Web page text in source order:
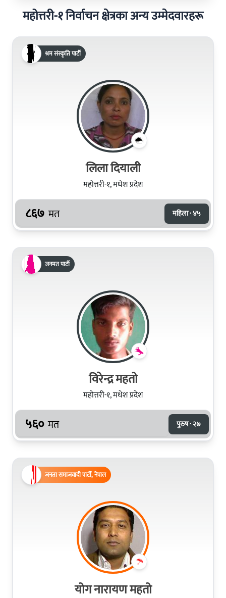
महोत्तरी-१ निर्वाचन क्षेत्रका अन्य उम्मेदवारहरू
श्रम संस्कृति पार्टी
लिला दियाली
महोत्तरी-१, मधेश प्रदेश
८६७ मत महिला · ४५
जनमत पार्टी
विरेन्द्र महतो
महोत्तरी-१, मधेश प्रदेश
५६० मत पुरुष · २७
जनता समाजवादी पार्टी, नेपाल
योग नारायण महतो